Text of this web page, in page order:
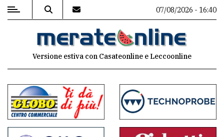
MENU
commenti
Contenuti
07/08/2026 - 16:40
Versione estiva con Casateonline e Leccoonline